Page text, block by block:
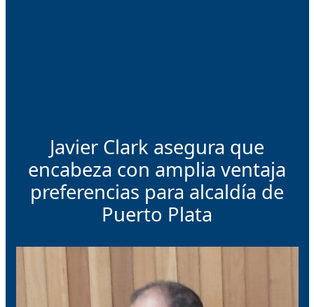
Javier Clark asegura que
encabeza con amplia ventaja
preferencias para alcaldía de
Puerto Plata